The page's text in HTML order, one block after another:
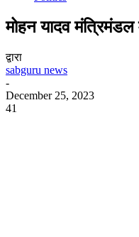
मोहन यादव
द्वारा
sabguru news
-
December 25, 2023
41